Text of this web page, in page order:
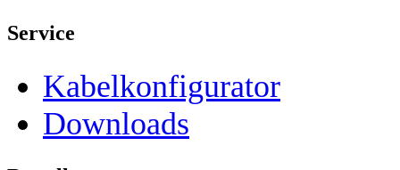
Service
Kabelkonfigurator
Downloads